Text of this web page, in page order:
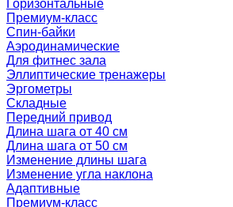
Горизонтальные
Премиум-класс
Спин-байки
Аэродинамические
Для фитнес зала
Эллиптические тренажеры
Эргометры
Складные
Передний привод
Длина шага от 40 см
Длина шага от 50 см
Изменение длины шага
Изменение угла наклона
Адаптивные
Премиум-класс